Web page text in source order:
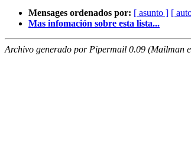
Mensages ordenados por: [ asunto ] [
Mas infomación sobre esta lista...
Archivo generado por Pipermail 0.09 (Mailman